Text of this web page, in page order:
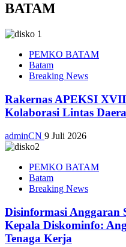
BATAM
PEMKO BATAM
Batam
Breaking News
Rakernas APEKSI
Kolaborasi Lintas
adminCN 9 Juli 2026
PEMKO BATAM
Batam
Breaking News
Disinformasi Anggaran
Kepala Diskominfo:
Tenaga Kerja